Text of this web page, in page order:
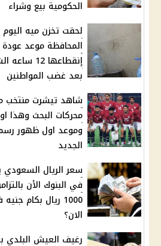
الحكومية بيع وشراء
لحقت تخزن ميه
المحافظة موعد
إنقطاعها
بعد غضب المواطنين
محركات البحث وهذا
وموعد اول ظهور
الجديد
سعر الريال
في البنوك الأن
1000 ريال بكام
الان؟